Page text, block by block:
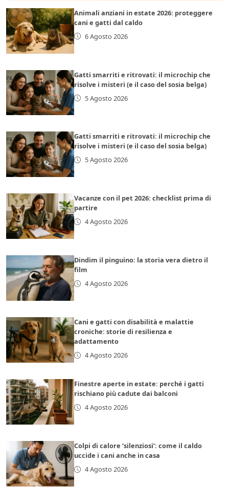
Animali anziani in estate 2026: proteggere
cani e gatti dal caldo
6 Agosto 2026
Gatti smarriti e ritrovati: il microchip che
risolve i misteri (e il caso del sosia belga)
5 Agosto 2026
Gatti smarriti e ritrovati: il microchip che
risolve i misteri (e il caso del sosia belga)
5 Agosto 2026
Vacanze con il pet 2026: checklist prima di
partire
4 Agosto 2026
Dindim il pinguino: la storia vera dietro il
film
4 Agosto 2026
Cani e gatti con disabilità e malattie
croniche: storie di resilienza e
adattamento
4 Agosto 2026
Finestre aperte in estate: perché i gatti
rischiano più cadute dai balconi
4 Agosto 2026
Colpi di calore ‘silenziosi’: come il caldo
uccide i cani anche in casa
4 Agosto 2026